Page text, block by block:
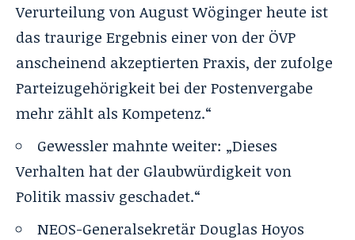
Verurteilung von August Wöginger heute ist
das traurige Ergebnis einer von der ÖVP
anscheinend akzeptierten Praxis, der zufolge
Parteizugehörigkeit bei der Postenvergabe
mehr zählt als Kompetenz.“
Gewessler mahnte weiter: „Dieses
Verhalten hat der Glaubwürdigkeit von
Politik massiv geschadet.“
NEOS-Generalsekretär Douglas Hoyos